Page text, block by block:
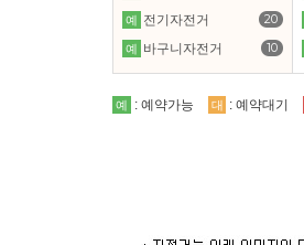
20
예 전기자전거
10
예 바구니자전거
예 : 예약가능 대 : 예약대기